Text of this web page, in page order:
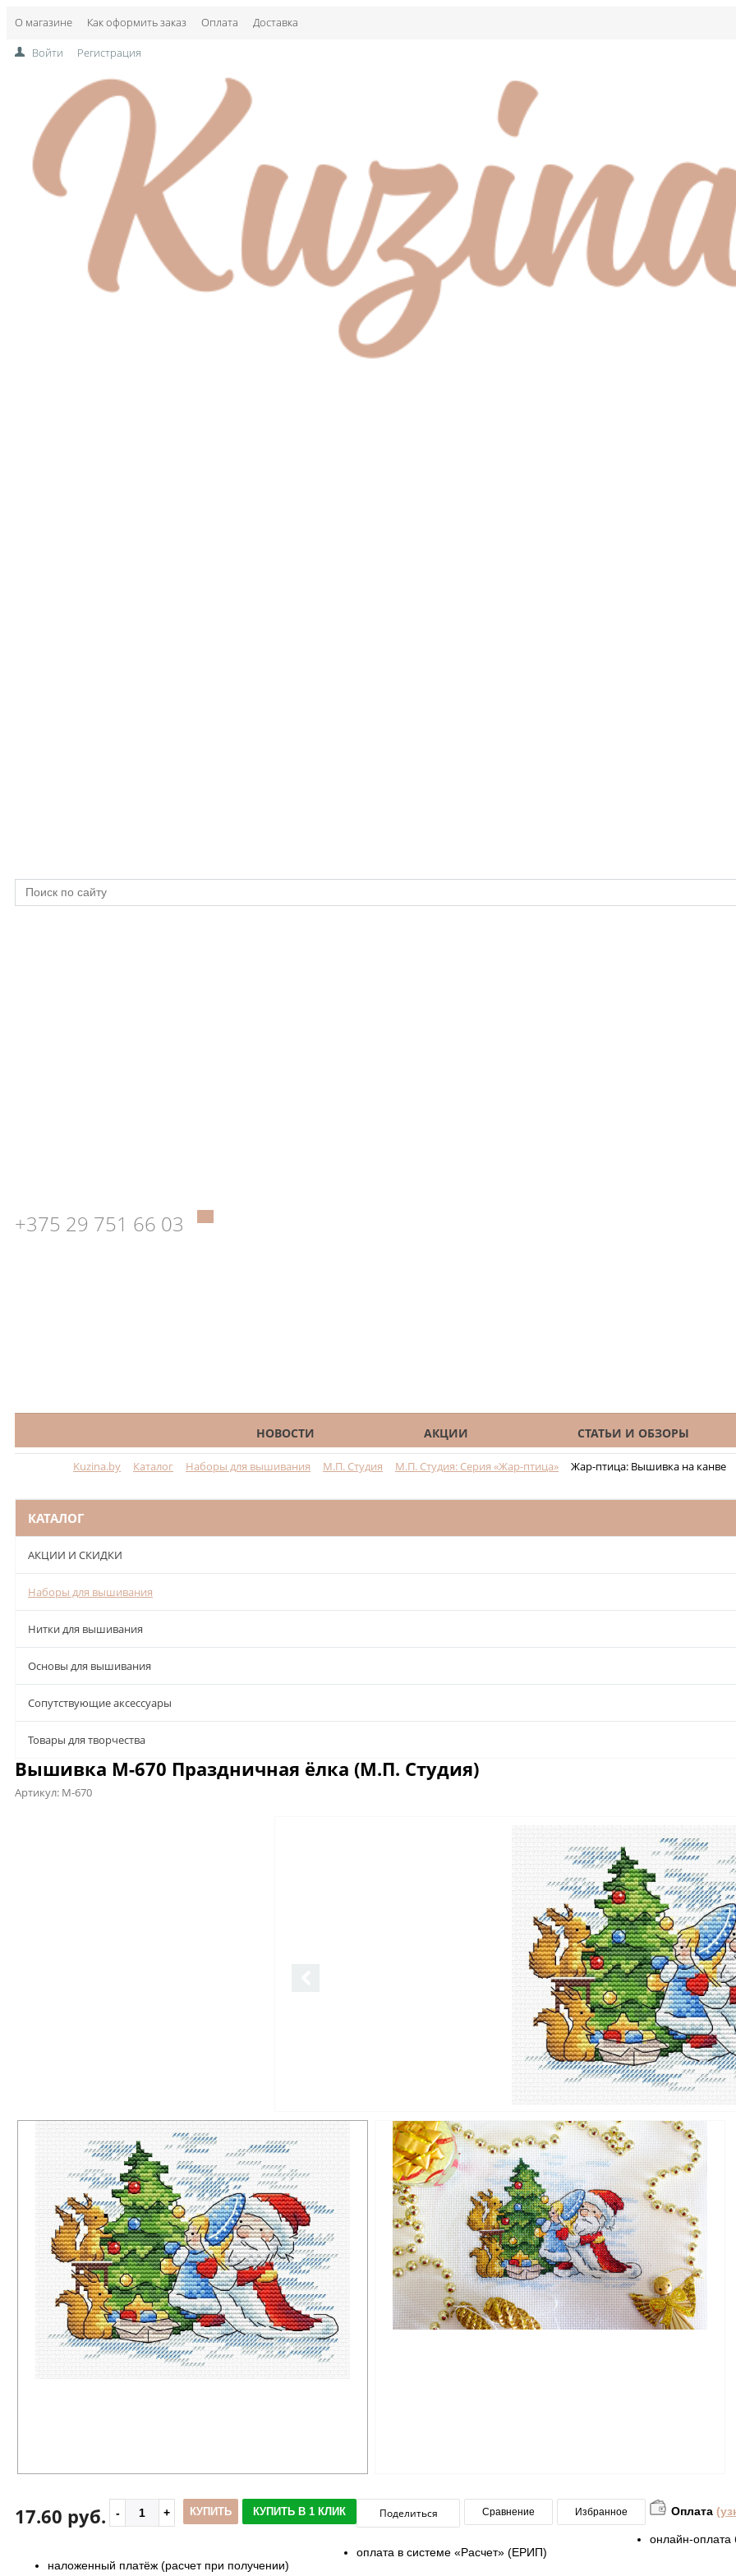
О магазине Как оформить заказ Оплата Доставка
Войти Регистрация
+375 29 751 66 03
НОВОСТИ АКЦИИ СТАТЬИ И ОБЗОРЫ
Kuzina.by Каталог Наборы для вышивания М.П. Студия М.П. Студия: Серия «Жар-птица» Жар-птица: Вышивка на канве
КАТАЛОГ
АКЦИИ И СКИДКИ
Наборы для вышивания
Нитки для вышивания
Основы для вышивания
Сопутствующие аксессуары
Товары для творчества
Вышивка М-670 Праздничная ёлка (М.П. Студия)
Артикул: М-670
17.60 руб. КУПИТЬ КУПИТЬ В 1 КЛИК Поделиться Сравнение Избранное Оплата
онлайн-оплата
оплата в системе «Расчет» (ЕРИП)
наложенный платёж (расчет при получении)